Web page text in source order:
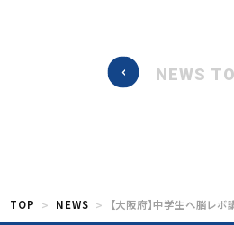
NEWS
TOP NEWS 【大阪府】中学生へ脳レボ